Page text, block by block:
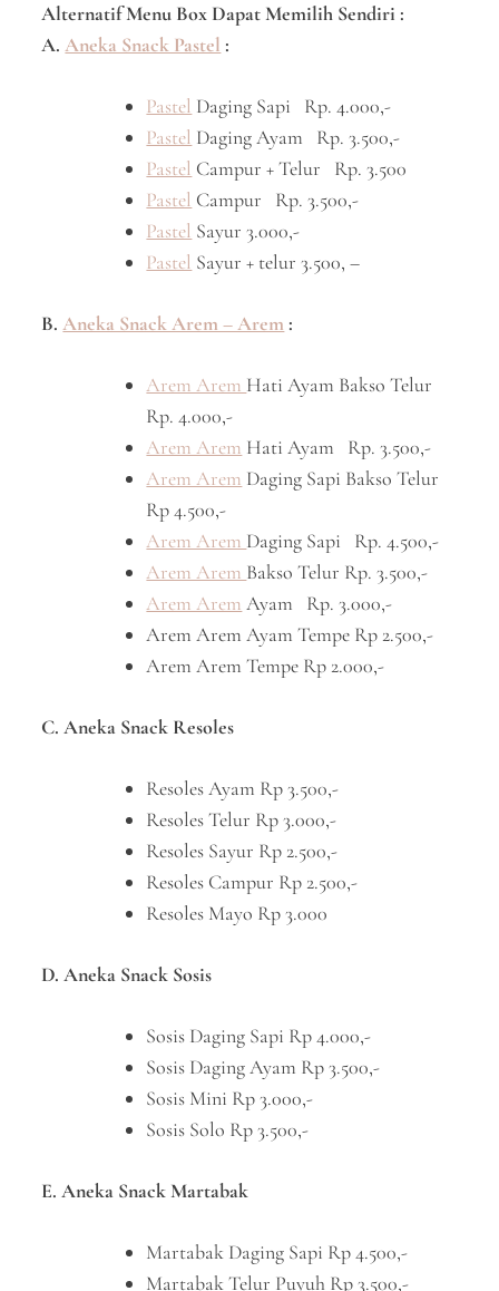
Alternatif Menu Box Dapat Memilih Sendiri :
A.Aneka Snack Pastel :
Pastel Daging Sapi Rp. 4.000,-
Pastel Daging Ayam Rp. 3.500,-
Pastel Campur + Telur Rp. 3.500
Pastel Campur Rp. 3.500,-
Pastel Sayur 3.000,-
Pastel Sayur + telur 3.500, –
B.Aneka Snack Arem – Arem :
Arem Arem Hati Ayam Bakso Telur
Rp. 4.000,-
Arem Arem Hati Ayam Rp. 3.500,-
Arem Arem Daging Sapi Bakso Telur
Rp 4.500,-
Arem Arem Daging Sapi Rp. 4.500,-
Arem Arem Bakso Telur Rp. 3.500,-
Arem Arem Ayam Rp. 3.000,-
Arem Arem Ayam Tempe Rp 2.500,-
Arem Arem Tempe Rp 2.000,-
C. Aneka Snack Resoles
Resoles Ayam Rp 3.500,-
Resoles Telur Rp 3.000,-
Resoles Sayur Rp 2.500,-
Resoles Campur Rp 2.500,-
Resoles Mayo Rp 3.000
D. Aneka Snack Sosis
Sosis Daging Sapi Rp 4.000,-
Sosis Daging Ayam Rp 3.500,-
Sosis Mini Rp 3.000,-
Sosis Solo Rp 3.500,-
E. Aneka Snack Martabak
Martabak Daging Sapi Rp 4.500,-
Martabak Telur Puyuh Rp 3.500,-